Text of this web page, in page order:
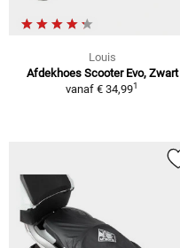
Louis
Afdekhoes Scooter Evo, Zwart
vanaf € 34,991